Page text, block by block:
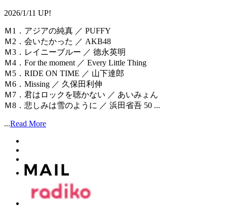
2026/1/11 UP!
Ｍ1．アジアの純真 ／ PUFFY
Ｍ2．会いたかった ／ AKB48
Ｍ3．レイニーブルー ／ 德永英明
Ｍ4．For the moment ／ Every Little Thing
Ｍ5．RIDE ON TIME ／ 山下達郎
Ｍ6．Missing ／ 久保田利伸
Ｍ7．君はロックを聴かない ／ あいみょん
Ｍ8．悲しみは雪のように ／ 浜田省吾 50 ...
...Read More